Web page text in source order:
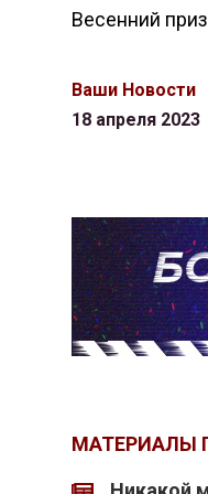
Весенний
Ваши Новости
18 апреля 2023
МАТЕРИАЛЫ